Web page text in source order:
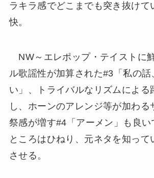
ラキラ感でどこまでも突き抜けて
快。
NW～エレポップ・テイストに
ル歌謡性が加算された#3「私の話
い」、トライバルなリズムによる
し、ホーンのアレンジ等が加わる
祭感が増す#4「アーメン」も良い
ところはひねり、元ネタを知って
させる。